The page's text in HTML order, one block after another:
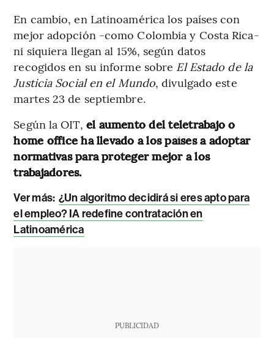
En cambio, en Latinoamérica los países con
mejor adopción -como Colombia y Costa Rica-
ni siquiera llegan al 15%, según datos
recogidos en su informe sobre El Estado de la
Justicia Social en el Mundo, divulgado este
martes 23 de septiembre.
Según la OIT, el aumento del teletrabajo o
home office ha llevado a los países a adoptar
normativas para proteger mejor a los
trabajadores.
Ver más: ¿Un algoritmo decidirá si eres apto para
el empleo? IA redefine contratación en
Latinoamérica
PUBLICIDAD